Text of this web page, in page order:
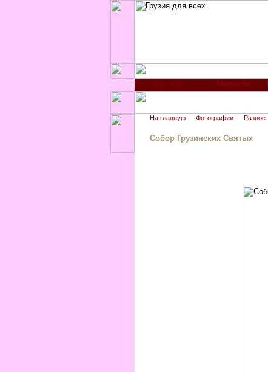
Новости
На главную Фотографии Разное
Собор Грузинских Святых